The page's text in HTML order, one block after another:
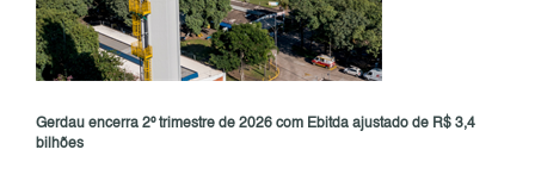
Gerdau encerra 2º trimestre de 2026 com Ebitda ajustado de R$ 3,4
bilhões